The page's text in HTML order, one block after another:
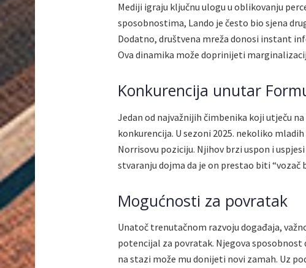
Mediji igraju ključnu ulogu u oblikovanju
sposobnostima, Lando je često bio sjena
Dodatno, društvena mreža donosi instant
Ova dinamika može doprinijeti
Konkurencija unutar
Jedan od najvažnijih čimbenika koji utječu
konkurencija. U sezoni 2025. nekoliko
Norrisovu poziciju. Njihov brzi uspon i
stvaranju dojma da je on prestao biti “vozač
Mogućnosti za povratak
Unatoč trenutačnom razvoju događaja,
potencijal za povratak. Njegova sposobnost
na stazi može mu donijeti novi zamah. Uz